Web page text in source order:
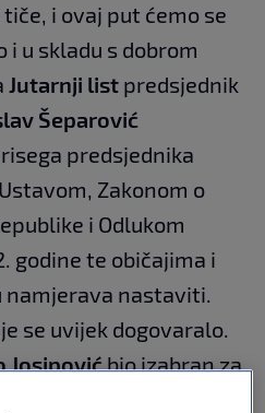
i ovaj put ćemo se
u skladu s dobrom
Jutarnji list predsjednik
Šeparović
predsjednika
Zakonom o
i Odlukom
godine te običajima i
namjerava nastaviti.
se uvijek dogovaralo.
Josipovićbio izabran za